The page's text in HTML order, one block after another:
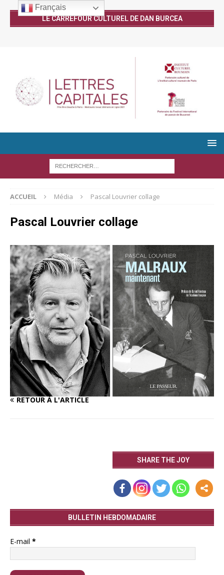
LE CARREFOUR CULTUREL DE DAN BURCEA
ACCUEIL Média Pascal Louvrier collage
Pascal Louvrier collage
RETOUR À L'ARTICLE
SHARE THE JOY
BULLETIN HEBDOMADAIRE
E-mail *
Français